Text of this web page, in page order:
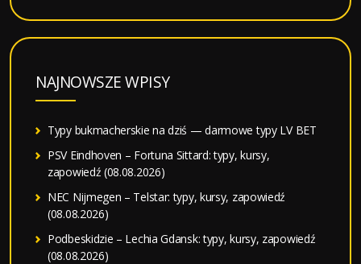
NAJNOWSZE WPISY
Typy bukmacherskie na dziś — darmowe typy LV BET
PSV Eindhoven – Fortuna Sittard: typy, kursy,
zapowiedź (08.08.2026)
NEC Nijmegen – Telstar: typy, kursy, zapowiedź
(08.08.2026)
Podbeskidzie – Lechia Gdansk: typy, kursy, zapowiedź
(08.08.2026)